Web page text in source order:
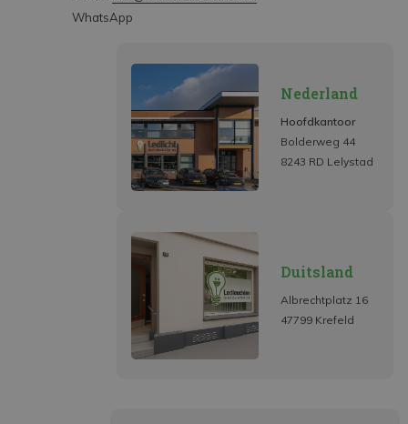
WhatsApp
Nederland
Hoofdkantoor
Bolderweg 44
8243 RD Lelystad
Duitsland
Albrechtplatz 16
47799 Krefeld